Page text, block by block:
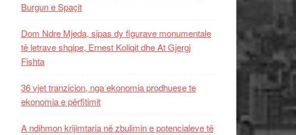
Burgun e Spaçit
Dom Ndre Mjeda, sipas dy figurave monumentale
të letrave shqipe, Ernest Koliqit dhe At Gjergj
Fishta
36 vjet tranzicion, nga ekonomia prodhuese te
ekonomia e përfitimit
A ndihmon krijimtaria në zbulimin e potencialeve të